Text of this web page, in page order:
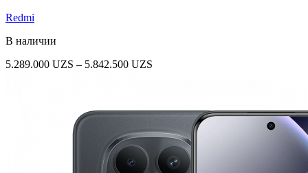
Redmi
В наличии
5.289.000 UZS – 5.842.500 UZS
5.842.500 UZS